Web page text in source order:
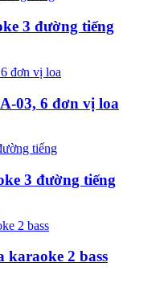
3 đường tiếng
03, 6 đơn vị loa
3 đường tiếng
karaoke 2 bass